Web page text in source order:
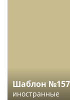
Шаблон
иностранные